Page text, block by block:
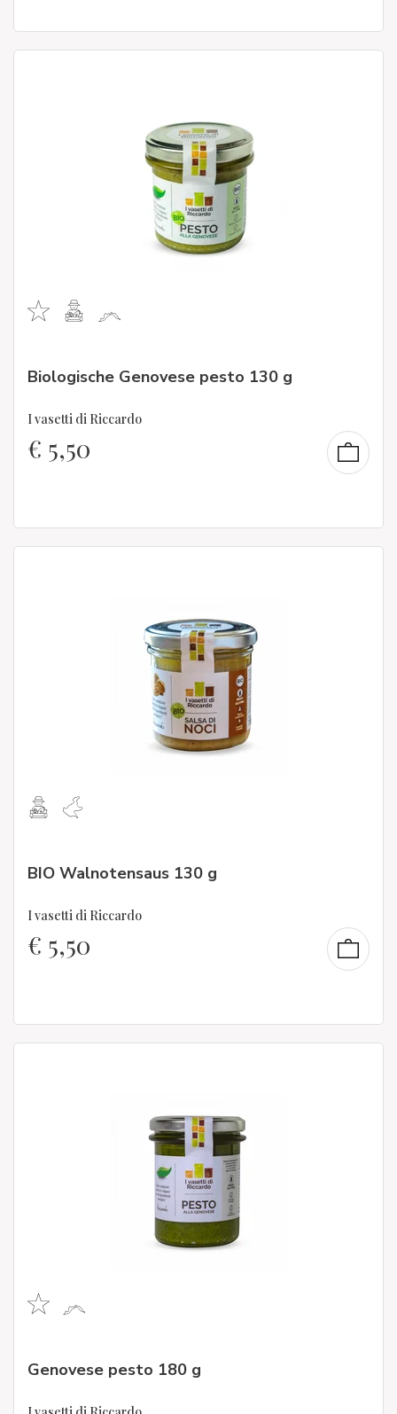
Biologische Genovese pesto 130 g
I vasetti di Riccardo
€ 5,50
BIO Walnotensaus 130 g
I vasetti di Riccardo
€ 5,50
Genovese pesto 180 g